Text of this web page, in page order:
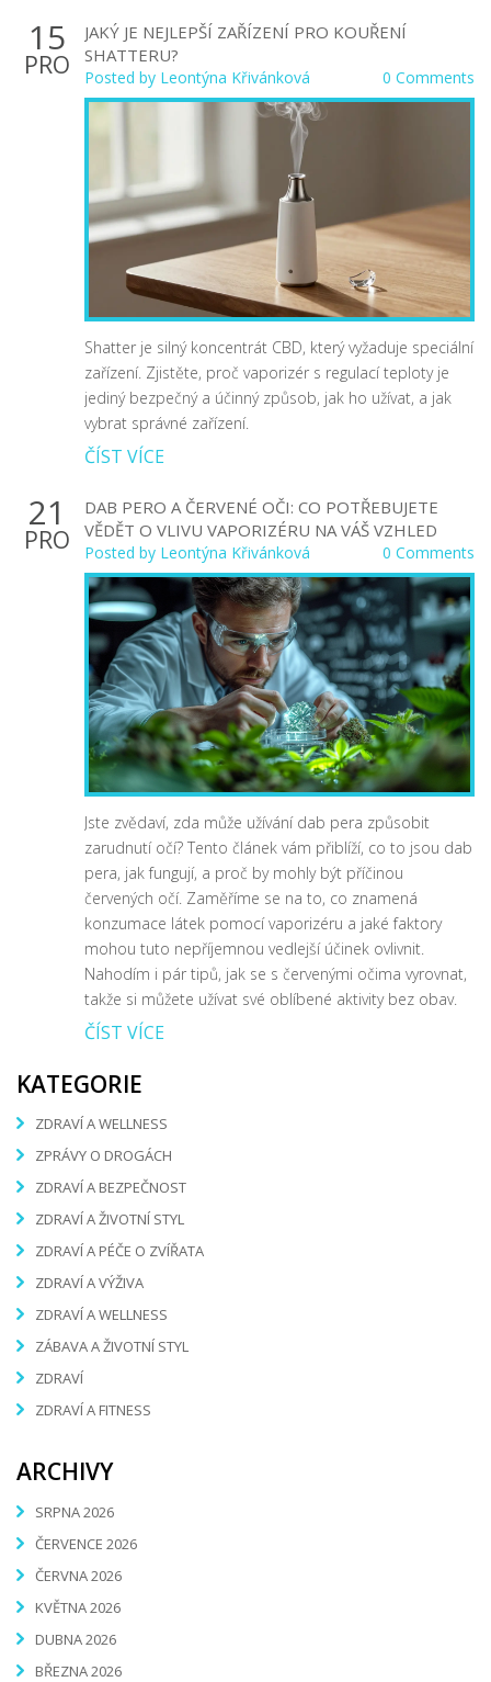
15
PRO
JAKÝ JE NEJLEPŠÍ ZAŘÍZENÍ PRO KOUŘENÍ
SHATTERU?
Posted by Leontýna Křivánková 0 Comments
Shatter je silný koncentrát CBD, který vyžaduje speciální
zařízení. Zjistěte, proč vaporizér s regulací teploty je
jediný bezpečný a účinný způsob, jak ho užívat, a jak
vybrat správné zařízení.
ČÍST VÍCE
21
PRO
DAB PERO A ČERVENÉ OČI: CO POTŘEBUJETE
VĚDĚT O VLIVU VAPORIZÉRU NA VÁŠ VZHLED
Posted by Leontýna Křivánková 0 Comments
Jste zvědaví, zda může užívání dab pera způsobit
zarudnutí očí? Tento článek vám přiblíží, co to jsou dab
pera, jak fungují, a proč by mohly být příčinou
červených očí. Zaměříme se na to, co znamená
konzumace látek pomocí vaporizéru a jaké faktory
mohou tuto nepříjemnou vedlejší účinek ovlivnit.
Nahodím i pár tipů, jak se s červenými očima vyrovnat,
takže si můžete užívat své oblíbené aktivity bez obav.
ČÍST VÍCE
KATEGORIE
ZDRAVÍ A WELLNESS
ZPRÁVY O DROGÁCH
ZDRAVÍ A BEZPEČNOST
ZDRAVÍ A ŽIVOTNÍ STYL
ZDRAVÍ A PÉČE O ZVÍŘATA
ZDRAVÍ A VÝŽIVA
ZDRAVÍ A WELLNESS
ZÁBAVA A ŽIVOTNÍ STYL
ZDRAVÍ
ZDRAVÍ A FITNESS
ARCHIVY
SRPNA 2026
ČERVENCE 2026
ČERVNA 2026
KVĚTNA 2026
DUBNA 2026
BŘEZNA 2026